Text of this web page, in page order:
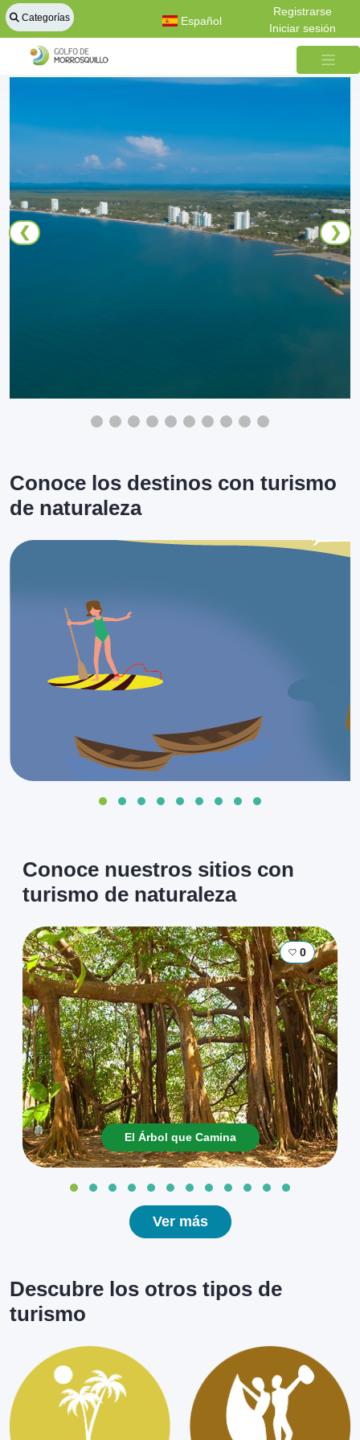
Categorías Español
Registrarse
Iniciar sesión
❮ ❯
Conoce los destinos con turismo
de naturaleza
Conoce nuestros sitios con
turismo de naturaleza
0
El Árbol que Camina
Ver más
Descubre los otros tipos de
turismo